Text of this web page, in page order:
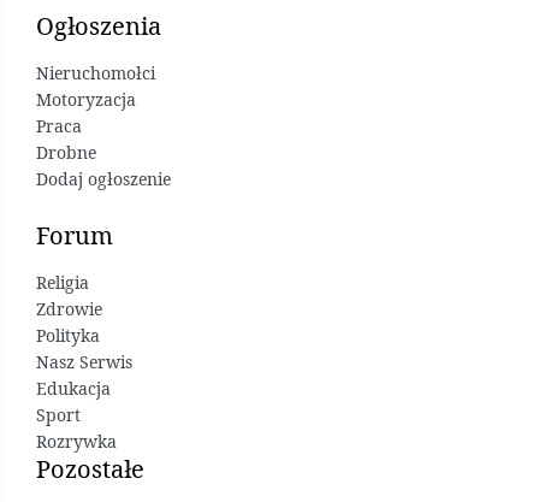
Ogłoszenia
Nieruchomołci
Motoryzacja
Praca
Drobne
Dodaj ogłoszenie
Forum
Religia
Zdrowie
Polityka
Nasz Serwis
Edukacja
Sport
Rozrywka
Pozostałe